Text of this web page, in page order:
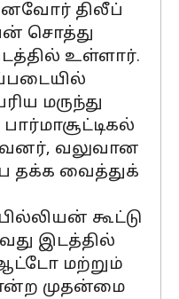
திலீப்
சொத்து
உள்ளார்.
மருந்து
வலுவான
தக்க வைத்துக்
பில்லியன் கூட்டு
இடத்தில்
மற்றும்
முதன்மை